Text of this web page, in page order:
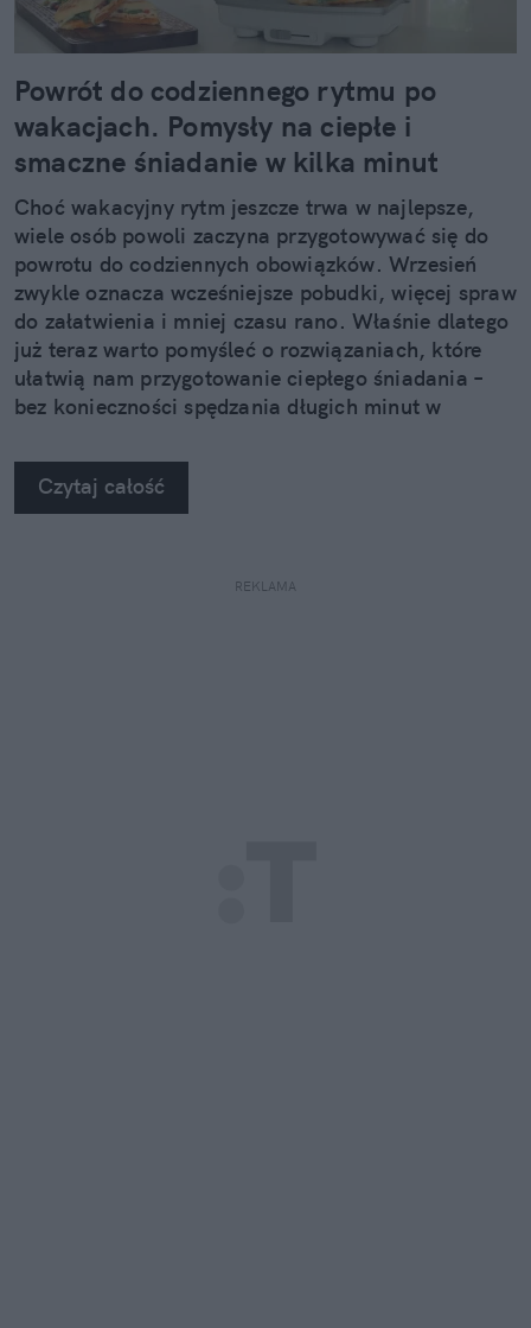
Powrót do codziennego rytmu po
wakacjach. Pomysły na ciepłe i
smaczne śniadanie w kilka minut
Choć wakacyjny rytm jeszcze trwa w najlepsze,
wiele osób powoli zaczyna przygotowywać się do
powrotu do codziennych obowiązków. Wrzesień
zwykle oznacza wcześniejsze pobudki, więcej spraw
do załatwienia i mniej czasu rano. Właśnie dlatego
już teraz warto pomyśleć o rozwiązaniach, które
ułatwią nam przygotowanie ciepłego śniadania –
bez konieczności spędzania długich minut w
Czytaj całość
REKLAMA